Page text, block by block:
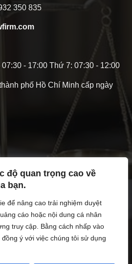
độ quan trọng cao về
bạn.
để nâng cao trải nghiệm duyệt
cáo hoặc nội dung cá nhân
truy cập. Bằng cách nhấp vào
ý với việc chúng tôi sử dụng
350 835
- 17:00 Thứ 7: 07:30 - 12:00
phố Hồ Chí Minh cấp ngày